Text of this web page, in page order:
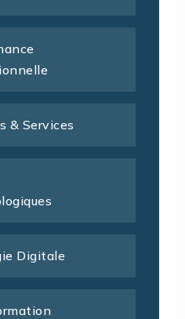
& Services
Digitale